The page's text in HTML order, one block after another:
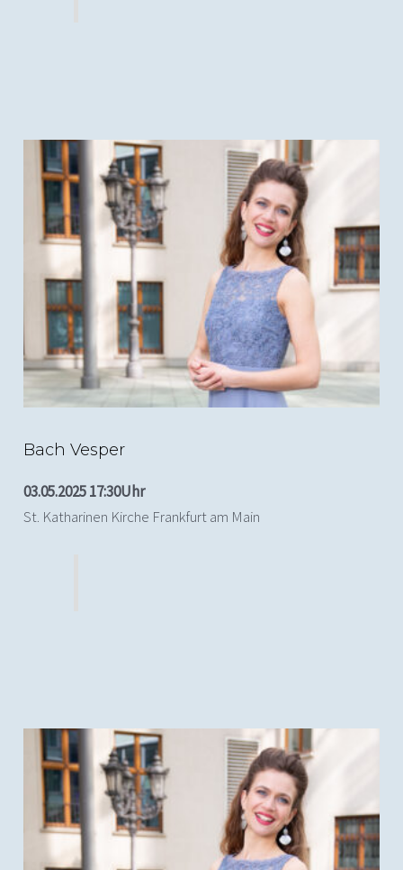
(c) Alexander Duesterberg
Bach Vesper
03.05.2025 17:30Uhr
St. Katharinen Kirche Frankfurt am Main
(c) Alexander Duesterberg